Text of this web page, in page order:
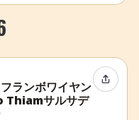
ランボワイヤン
Thiamサルサデ
イベン